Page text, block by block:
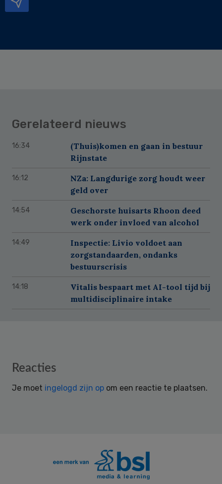
Gerelateerd nieuws
16:34
(Thuis)komen en gaan in bestuur
Rijnstate
16:12
NZa: Langdurige zorg houdt weer
geld over
14:54
Geschorste huisarts Rhoon deed
werk onder invloed van alcohol
14:49
Inspectie: Livio voldoet aan
zorgstandaarden, ondanks
bestuurscrisis
14:18
Vitalis bespaart met AI-tool tijd bij
multidisciplinaire intake
Reader
Reacties
Je moet ingelogd zijn op om een reactie te plaatsen.